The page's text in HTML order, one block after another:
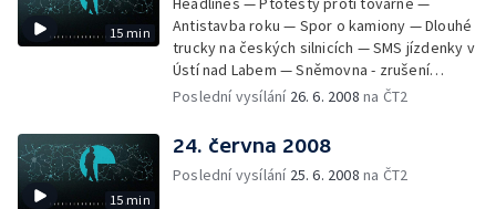
15 min
Antistavba roku — Spor o kamiony — Dlouhé
trucky na českých silnicích — SMS jízdenky v
Ústí nad Labem — Sněmovna - zrušení
poplatků za novorozence a důchod — Stát
soudu — Shakespearovské slavnosti —
Národní archiv vlastní stížnostní list
Poslední vysílání 26. 6. 2008 na ČT2
15 min
24. června 2008
Poslední vysílání 25. 6. 2008 na ČT2